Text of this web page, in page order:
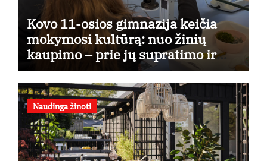
Kovo 11-osios gimnazija keičia
mokymosi kultūrą: nuo žinių
kaupimo – prie jų supratimo ir
taikymo
Naudinga žinoti